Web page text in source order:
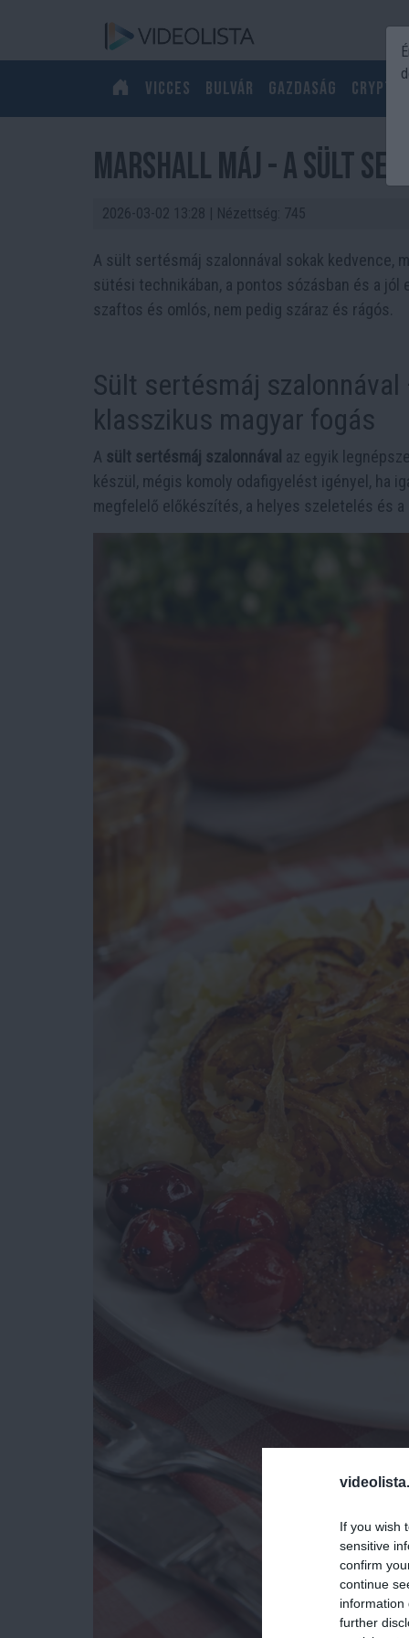
If you wish
sensitive
confirm
continue
information
further
Vicces Bulvár Gazdaság Crypto
Marshall máj - A sült
2026-03-02 13:28 | Nézettség: 745
A sült sertésmáj szalonnával sokak kedvence,
sütési technikában, a pontos sózásban és a jól
szaftos és omlós, nem pedig száraz és rágós.
Sült sertésmáj
klasszikus magyar fogás
A sült sertésmáj szalonnával az egyik
készül, mégis komoly odafigyelést igényel, ha
megfelelő előkészítés, a helyes szeletelés és